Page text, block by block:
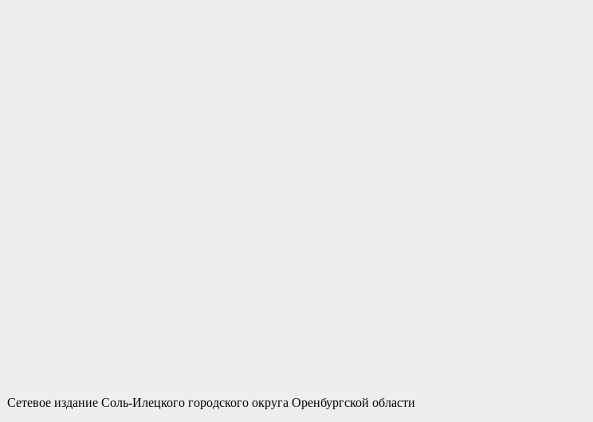
Сетевое издание Соль-Илецкого городского округа Оренбургской области